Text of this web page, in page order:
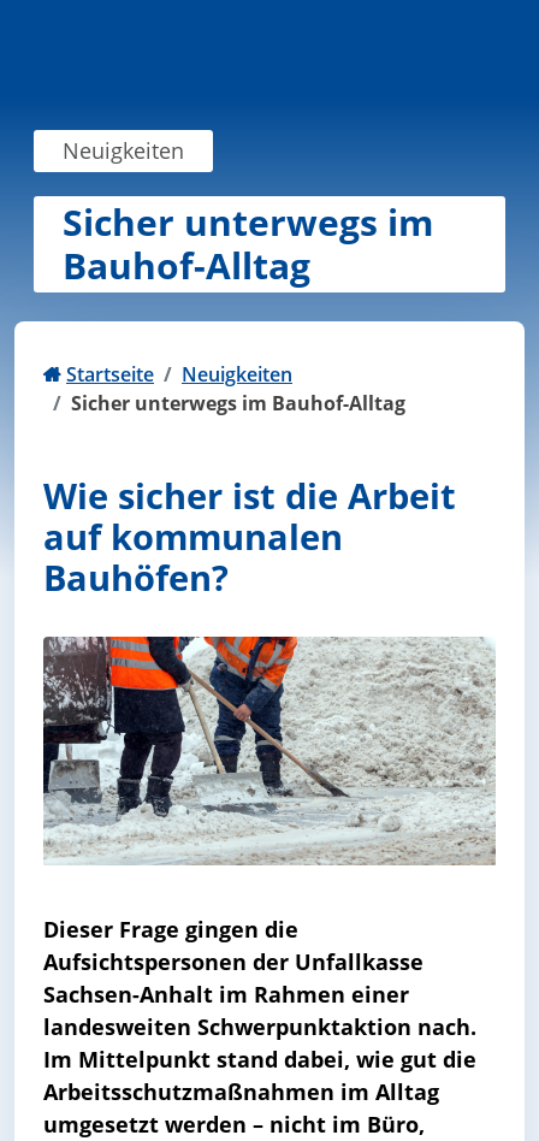
Neuigkeiten
Sicher unterwegs im
Bauhof-Alltag
Startseite
Neuigkeiten
Sicher unterwegs im Bauhof-Alltag
Wie sicher ist die Arbeit
auf kommunalen
Bauhöfen?
Dieser Frage gingen die
Aufsichtspersonen der Unfallkasse
Sachsen-Anhalt im Rahmen einer
landesweiten Schwerpunktaktion nach.
Im Mittelpunkt stand dabei, wie gut die
Arbeitsschutzmaßnahmen im Alltag
umgesetzt werden – nicht im Büro,